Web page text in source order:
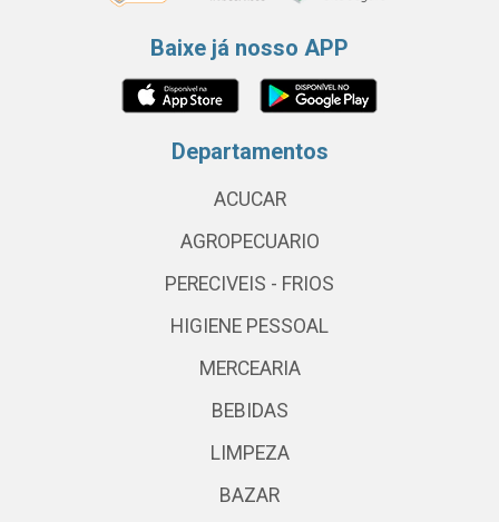
Baixe já nosso APP
Departamentos
ACUCAR
AGROPECUARIO
PERECIVEIS - FRIOS
HIGIENE PESSOAL
MERCEARIA
BEBIDAS
LIMPEZA
BAZAR